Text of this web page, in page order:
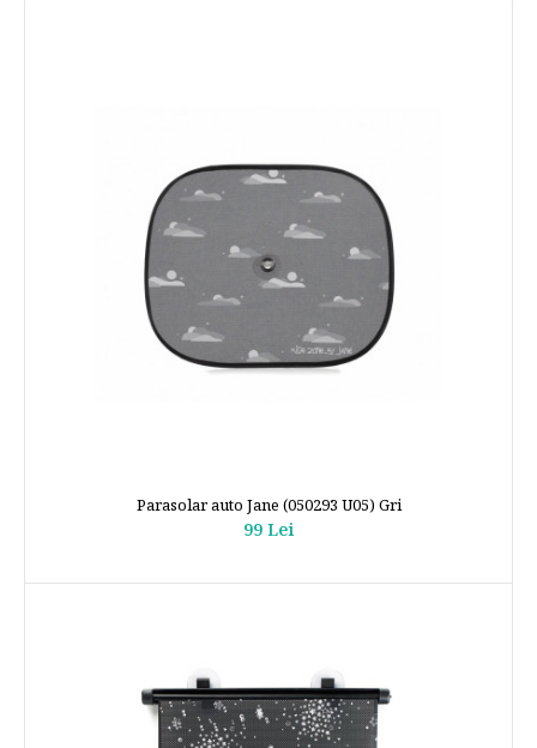
Parasolar auto Jane (050293 U05) Gri
99 Lei